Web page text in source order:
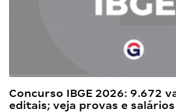
Concurso IBGE 2026: 9.672
editais; veja provas e salários